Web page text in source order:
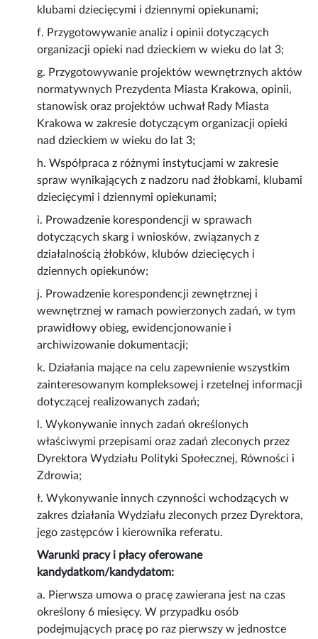
klubami dziecięcymi i dziennymi opiekunami;
f. Przygotowywanie analiz i opinii dotyczących
organizacji opieki nad dzieckiem w wieku do lat 3;
g. Przygotowywanie projektów wewnętrznych aktów
normatywnych Prezydenta Miasta Krakowa, opinii,
stanowisk oraz projektów uchwał Rady Miasta
Krakowa w zakresie dotyczącym organizacji opieki
nad dzieckiem w wieku do lat 3;
h. Współpraca z różnymi instytucjami w zakresie
spraw wynikających z nadzoru nad żłobkami, klubami
dziecięcymi i dziennymi opiekunami;
i. Prowadzenie korespondencji w sprawach
dotyczących skarg i wniosków, związanych z
działalnością żłobków, klubów dziecięcych i
dziennych opiekunów;
j. Prowadzenie korespondencji zewnętrznej i
wewnętrznej w ramach powierzonych zadań, w tym
prawidłowy obieg, ewidencjonowanie i
archiwizowanie dokumentacji;
k. Działania mające na celu zapewnienie wszystkim
zainteresowanym kompleksowej i rzetelnej informacji
dotyczącej realizowanych zadań;
l. Wykonywanie innych zadań określonych
właściwymi przepisami oraz zadań zleconych przez
Dyrektora Wydziału Polityki Społecznej, Równości i
Zdrowia;
ł. Wykonywanie innych czynności wchodzących w
zakres działania Wydziału zleconych przez Dyrektora,
jego zastępców i kierownika referatu.
Warunki pracy i płacy oferowane
kandydatkom/kandydatom:
a. Pierwsza umowa o pracę zawierana jest na czas
określony 6 miesięcy. W przypadku osób
podejmujących pracę po raz pierwszy w jednostce